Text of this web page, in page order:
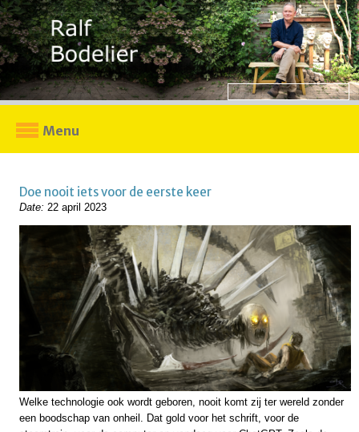
Menu
Doe nooit iets voor de eerste keer
Date: 22 april 2023
Welke technologie ook wordt geboren, nooit komt zij ter wereld zonder
een boodschap van onheil. Dat gold voor het schrift, voor de